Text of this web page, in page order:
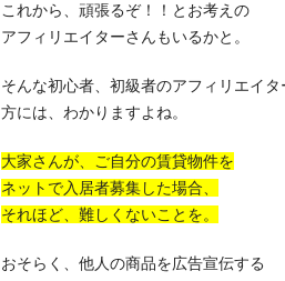
これから、頑張るぞ！！とお考えの
アフィリエイターさんもいるかと。
そんな初心者、初級者のアフィリエイタ
方には、わかりますよね。
大家さんが、ご自分の賃貸物件を
ネットで入居者募集した場合、
それほど、難しくないことを。
おそらく、他人の商品を広告宣伝する